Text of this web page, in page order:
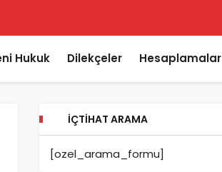
Hukuk Dilekçeler Hesaplamalar
İÇTIHAT ARAMA
[ozel_arama_formu]